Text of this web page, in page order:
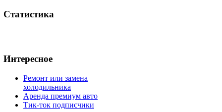
Статистика
Интересное
Ремонт или замена
холодильника
Аренда премиум авто
Тик-ток подписчики